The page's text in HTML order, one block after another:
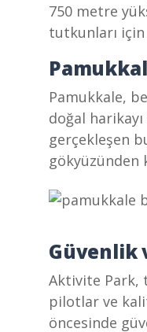
750 metre
tutkunları
Pamukkale,
doğal
gerçekleşen
gökyüzünden
Güvenlik
Aktivite Park,
pilotlar ve
öncesinde